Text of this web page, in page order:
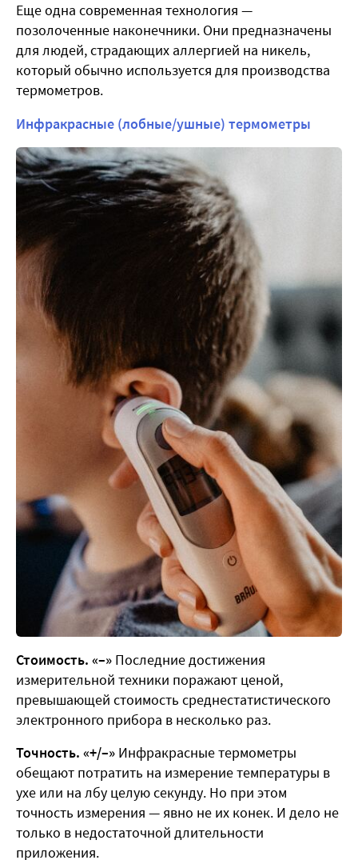
Еще одна современная технология —
позолоченные наконечники. Они предназначены
для людей, страдающих аллергией на никель,
который обычно используется для производства
термометров.
Инфракрасные (лобные/ушные) термометры
Стоимость. «–» Последние достижения
измерительной техники поражают ценой,
превышающей стоимость среднестатистического
электронного прибора в несколько раз.
Точность. «+/–» Инфракрасные термометры
обещают потратить на измерение температуры в
ухе или на лбу целую секунду. Но при этом
точность измерения — явно не их конек. И дело не
только в недостаточной длительности
приложения.